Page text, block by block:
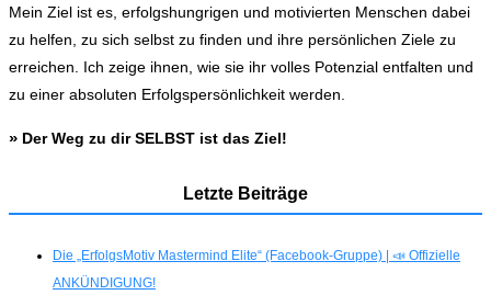
Mein Ziel ist es, erfolgshungrigen und motivierten Menschen dabei
zu helfen, zu sich selbst zu finden und ihre persönlichen Ziele zu
erreichen. Ich zeige ihnen, wie sie ihr volles Potenzial entfalten und
zu einer absoluten Erfolgspersönlichkeit werden.
» Der Weg zu dir SELBST ist das Ziel!
Letzte Beiträge
Die „ErfolgsMotiv Mastermind Elite“ (Facebook-Gruppe) | 📣 Offizielle
ANKÜNDIGUNG!